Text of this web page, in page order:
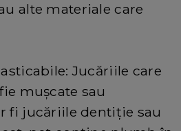
alte materiale care
Jucăriile care
mușcate sau
fi jucăriile dentiție sau